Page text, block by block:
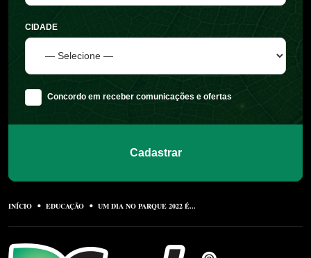
CIDADE
Concordo em receber comunicações e ofertas
Cadastrar
INÍCIO EDUCAÇÃO UM DIA NO PARQUE 2022 É...